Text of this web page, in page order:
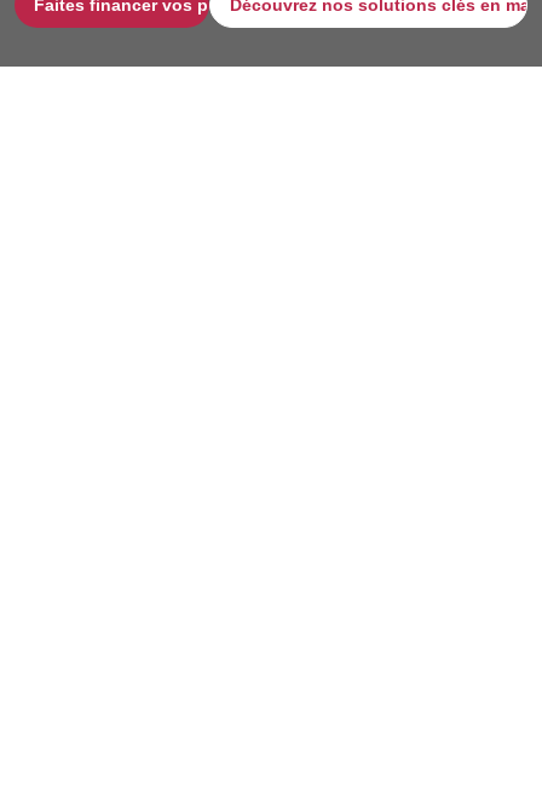
Faites financer vos projetsDécouvrez nos solutions clés en